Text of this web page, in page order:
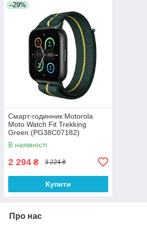
–29%
Смарт-годинник Motorola
Moto Watch Fit Trekking
Green (PG38C07182)
В наявності
2 294 ₴ 3 224 ₴
Купити
Про нас